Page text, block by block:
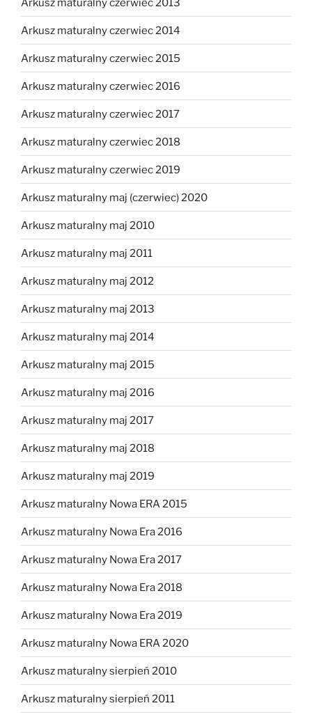
Arkusz maturalny czerwiec 2014
Arkusz maturalny czerwiec 2015
Arkusz maturalny czerwiec 2016
Arkusz maturalny czerwiec 2017
Arkusz maturalny czerwiec 2018
Arkusz maturalny czerwiec 2019
Arkusz maturalny maj (czerwiec) 2020
Arkusz maturalny maj 2010
Arkusz maturalny maj 2011
Arkusz maturalny maj 2012
Arkusz maturalny maj 2013
Arkusz maturalny maj 2014
Arkusz maturalny maj 2015
Arkusz maturalny maj 2016
Arkusz maturalny maj 2017
Arkusz maturalny maj 2018
Arkusz maturalny maj 2019
Arkusz maturalny Nowa ERA 2015
Arkusz maturalny Nowa Era 2016
Arkusz maturalny Nowa Era 2017
Arkusz maturalny Nowa Era 2018
Arkusz maturalny Nowa Era 2019
Arkusz maturalny Nowa ERA 2020
Arkusz maturalny sierpień 2010
Arkusz maturalny sierpień 2011